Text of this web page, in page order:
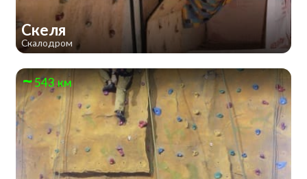
Скеля
Скалодром
543 км